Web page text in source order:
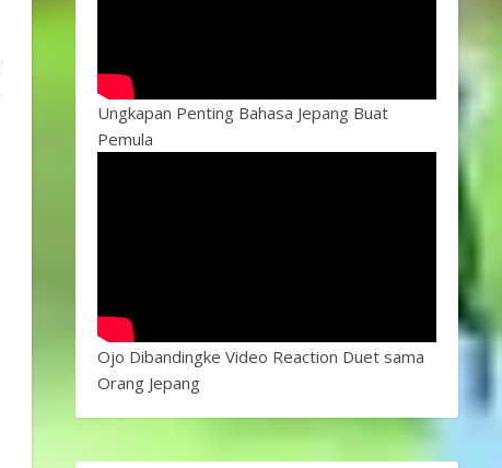
Ungkapan Penting Bahasa Jepang Buat
Pemula
Ojo Dibandingke Video Reaction Duet sama
Orang Jepang